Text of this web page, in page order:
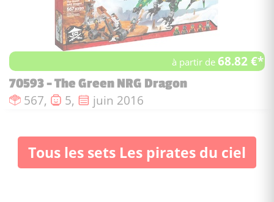
à partir de68.82 €*
70593 - The Green NRG Dragon
Nombre de pièces :
567, Nombre de figurines :
5, Date de sortie :
juin 2016
Tous les sets Les pirates du ciel